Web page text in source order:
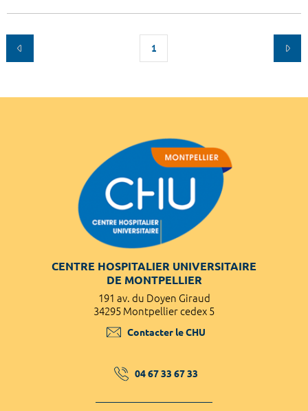
1
CENTRE HOSPITALIER UNIVERSITAIRE
DE MONTPELLIER
191 av. du Doyen Giraud
34295 Montpellier cedex 5
Contacter le CHU
04 67 33 67 33